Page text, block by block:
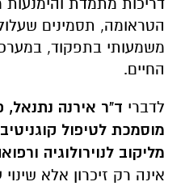
הטראומה, תסמינים
משמעותי בתפקוד,
החיים.
לדברי ד"ר אירנה נתנאל,
מוסמכת לטיפול
מליקוב לנוירולוגיה
אינה רק זיכרון אלא